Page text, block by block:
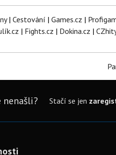
| Cestování | Games.cz |
| Fights.cz | Dokina.cz |
nenašli? Stačí se jen